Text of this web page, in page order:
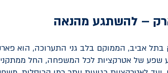
– להשתגע מהנאה
בתל אביב, הממוקם בלב גני התערוכה, הוא
שפע של אטרקציות לכל המשפחה, החל